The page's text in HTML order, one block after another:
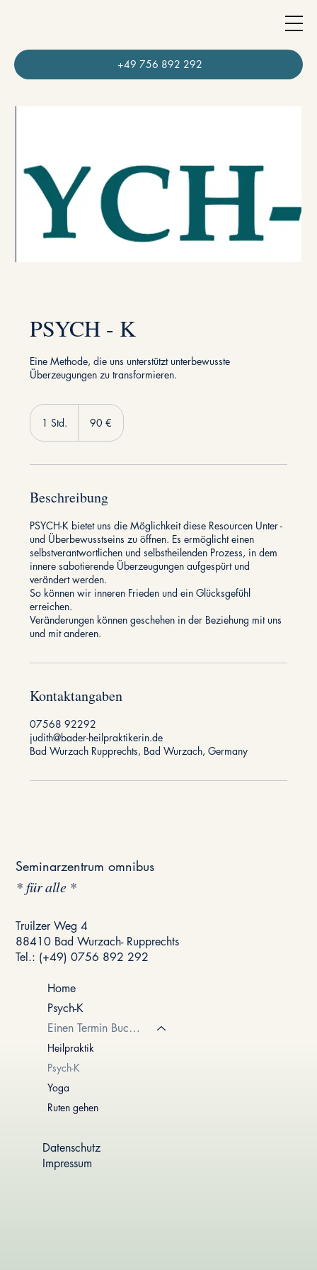
+49 756 892 292
PSYCH - K
Eine Methode, die uns unterstützt unterbewusste
Überzeugungen zu transformieren.
1 Std.
d
90 €
Beschreibung
PSYCH-K bietet uns die Möglichkeit diese Resourcen Unter -
und Überbewusstseins zu öffnen. Es ermöglicht einen
selbstverantwortlichen und selbstheilenden Prozess, in dem
innere sabotierende Überzeugungen aufgespürt und
verändert werden.
So können wir inneren Frieden und ein Glücksgefühl
erreichen.
Veränderungen können geschehen in der Beziehung mit uns
und mit anderen.
Kontaktangaben
07568 92292
judith@bader-heilpraktikerin.de
Bad Wurzach Rupprechts, Bad Wurzach, Germany
Seminarzentrum omnibus
* für alle *
Truilzer Weg 4
88410 Bad Wurzach- Rupprechts
Tel.: (+49) 0756 892 292
Home
Psych-K
Einen Termin Buchen
Heilpraktik
Psych-K
Yoga
Ruten gehen
Datenschutz
Impressum